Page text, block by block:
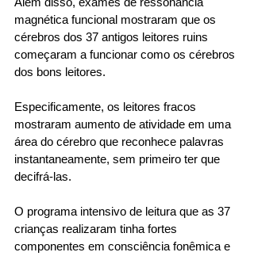
magnética funcional mostraram que os
cérebros dos 37 antigos leitores ruins
começaram a funcionar como os cérebros
dos bons leitores.
Especificamente, os leitores fracos
mostraram aumento de atividade em uma
área do cérebro que reconhece palavras
instantaneamente, sem primeiro ter que
decifrá-las.
O programa intensivo de leitura que as 37
crianças realizaram tinha fortes
componentes em consciência fonêmica e